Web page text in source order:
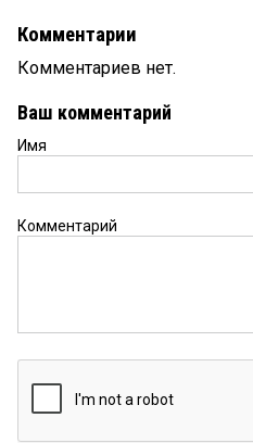
Комментарии
Комментариев нет.
Ваш комментарий
Имя
Комментарий